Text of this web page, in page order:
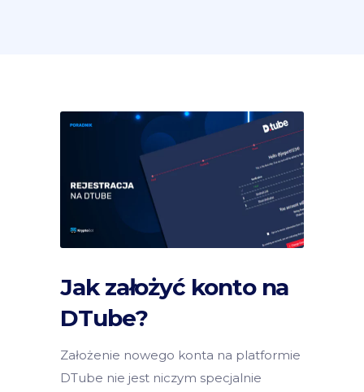
Jak założyć konto na
DTube?
Założenie nowego konta na platformie
DTube nie jest niczym specjalnie